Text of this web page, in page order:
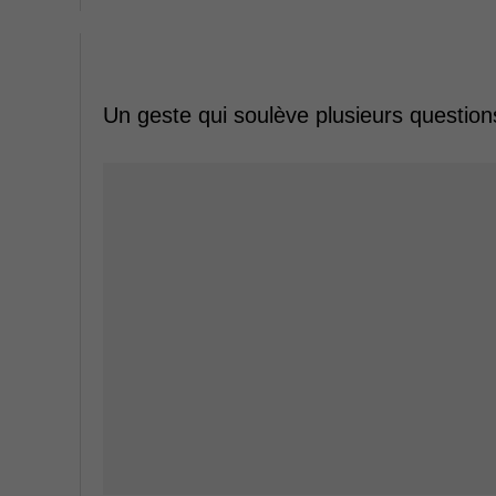
Un geste qui soulève plusieurs